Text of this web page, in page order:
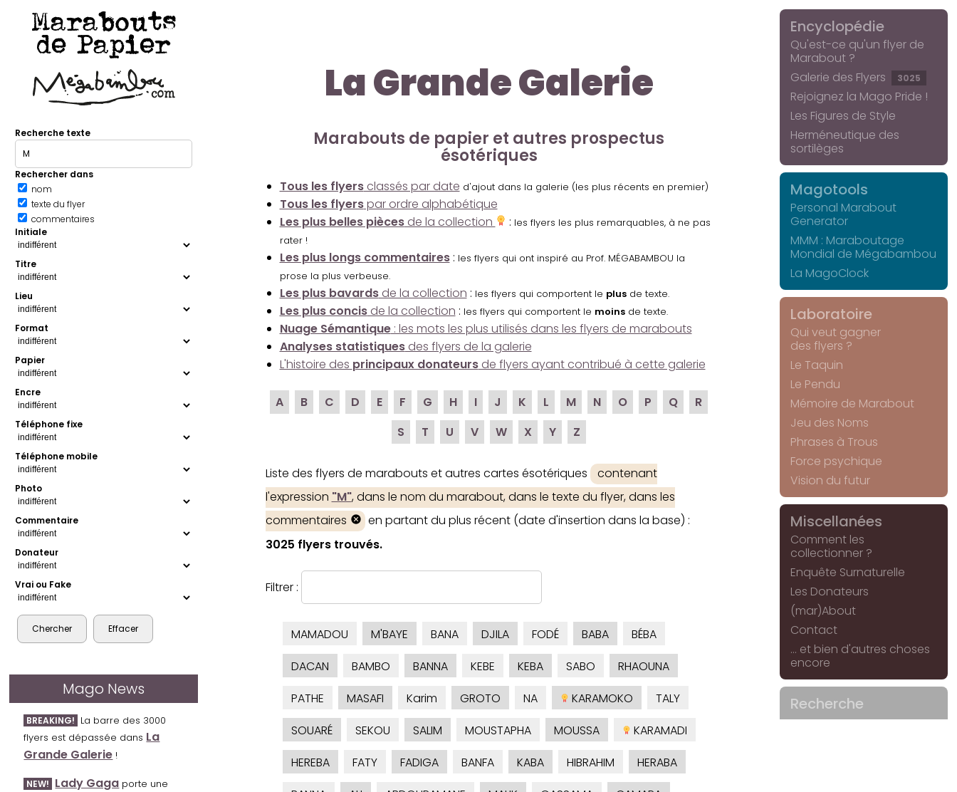
Marabouts
de Papier
Recherche texte
Rechercher dans
nom
texte du flyer
commentaires
Initiale
Titre
Lieu
Format
Papier
Encre
Téléphone fixe
Téléphone mobile
Photo
Commentaire
Donateur
Vrai ou Fake
Mago News
BREAKING! La barre des 3000
flyers est dépassée dans La
Grande Galerie !
NEW! Lady Gaga porte une
La Grande Galerie
Marabouts de papier et autres prospectus
ésotériques
Tous les flyersclassés par date d'ajout dans la galerie (les plus récents en premier)
Tous les flyerspar ordre alphabétique
Les plus belles piècesde la collection : les flyers les plus remarquables, à ne pas
rater !
Les plus longs commentaires: les flyers qui ont inspiré au Prof. MÉGABAMBOU la
prose la plus verbeuse.
Les plus bavardsde la collection : les flyers qui comportent le plusde texte.
Les plus concisde la collection : les flyers qui comportent le moinsde texte.
Nuage Sémantique: les mots les plus utilisés dans les flyers de marabouts
Analyses statistiquesdes flyers de la galerie
L'histoire des principaux donateursde flyers ayant contribué à cette galerie
A B C D E F G H I J K L M N O P Q
R
S
T U V W X Y Z
Liste des flyers de marabouts et autres cartes ésotériques
contenant
l'expression "M", dans le nom du marabout, dans le texte du flyer, dans les
commentaires
en partant du plus récent (date d'insertion dans la base) :
3025 flyers trouvés.
Filtrer :
MAMADOU M'BAYE BANA DJILA FODÉ BABA
BÉBA
DACAN
BAMBO BANNA KEBE KEBA SABO
RHAOUNA
PATHE
MASAFI Karim GROTO NA KARAMOKO
TALY
SOUARÉ
SEKOU SALIM MOUSTAPHA MOUSSA
KARAMADI
HEREBA
FATY FADIGA BANFA KABA HIBRAHIM
HERABA
Encyclopédie
Qu'est-ce qu'un flyer de
Marabout ?
Galerie des Flyers
3025
Rejoignez la Mago Pride !
Les Figures de Style
Herméneutique des
sortilèges
Magotools
Personal Marabout
Generator
MMM : Maraboutage
Mondial de Mégabambou
La MagoClock
Laboratoire
Qui veut gagner
des flyers ?
Le Taquin
Le Pendu
Mémoire de Marabout
Jeu des Noms
Phrases à Trous
Force psychique
Vision du futur
Miscellanées
Comment les
collectionner ?
Enquête Surnaturelle
Les Donateurs
(mar)About
Contact
... et bien d'autres choses
encore
Recherche